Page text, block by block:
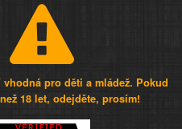
vhodná pro děti a mládež. Pokud
18 let, odejděte, prosím!